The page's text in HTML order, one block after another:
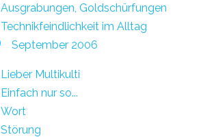
Ausgrabungen, Goldschürfungen
Technikfeindlichkeit im Alltag
September 2006
Lieber Multikulti
Einfach nur so...
Wort
Störung